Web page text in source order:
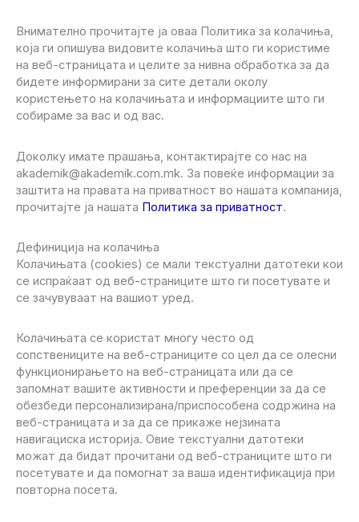
Внимателно прочитајте ја оваа Политика за колачиња,
која ги опишува видовите колачиња што ги користиме
на веб-страницата и целите за нивна обработка за да
бидете информирани за сите детали околу
користењето на колачињата и информациите што ги
собираме за вас и од вас.
Доколку имате прашања, контактирајте со нас на
akademik@akademik.com.mk. За повеќе информации за
заштита на правата на приватност во нашата компанија,
прочитајте ја нашата Политика за приватност.
Дефиниција на колачиња
Колачињата (cookies) се мали текстуални датотеки кои
се испраќаат од веб-страниците што ги посетувате и
се зачувуваат на вашиот уред.
Колачињата се користат многу често од
сопствениците на веб-страниците со цел да се олесни
функционирањето на веб-страницата или да се
запомнат вашите активности и преференции за да се
обезбеди персонализирана/приспособена содржина на
веб-страницата и за да се прикаже нејзината
навигациска историја. Овие текстуални датотеки
можат да бидат прочитани од веб-страниците што ги
посетувате и да помогнат за ваша идентификација при
повторна посета.